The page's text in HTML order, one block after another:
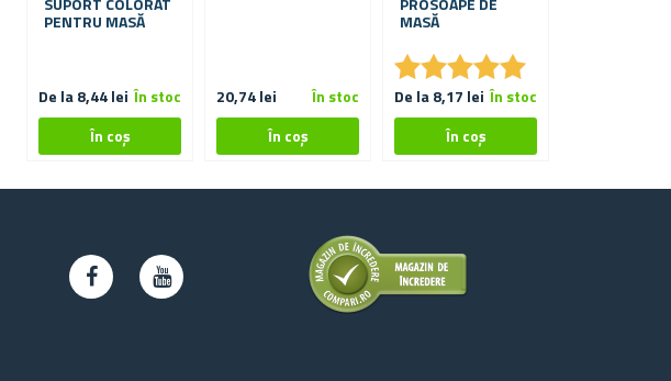
PENTRU MASĂ
De la 8,44 lei În stoc 20,74 lei În stoc
MASĂ
★★★★★
★★★★★
De la 8,17 lei În stoc